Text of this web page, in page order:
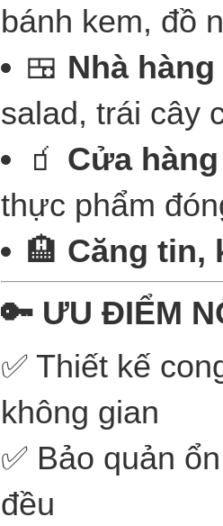
bánh kem, đồ
🍱 Nhà
salad, trái cây
🧃 Cửa
thực phẩm
🏨 Căng tin,
🔑 ƯU ĐIỂM
✅ Thiết kế
không gian
✅ Bảo quản
đều